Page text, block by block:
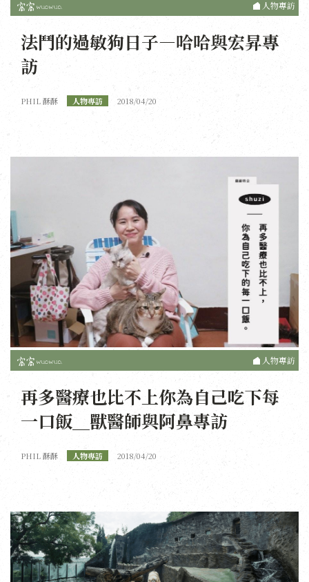
人物專訪
法鬥的過敏狗日子—哈哈與宏昇專
訪
PHIL 酥酥 人物專訪 2018/04/20
人物專訪
再多醫療也比不上你為自己吃下每
一口飯＿獸醫師與阿鼻專訪
PHIL 酥酥 人物專訪 2018/04/20